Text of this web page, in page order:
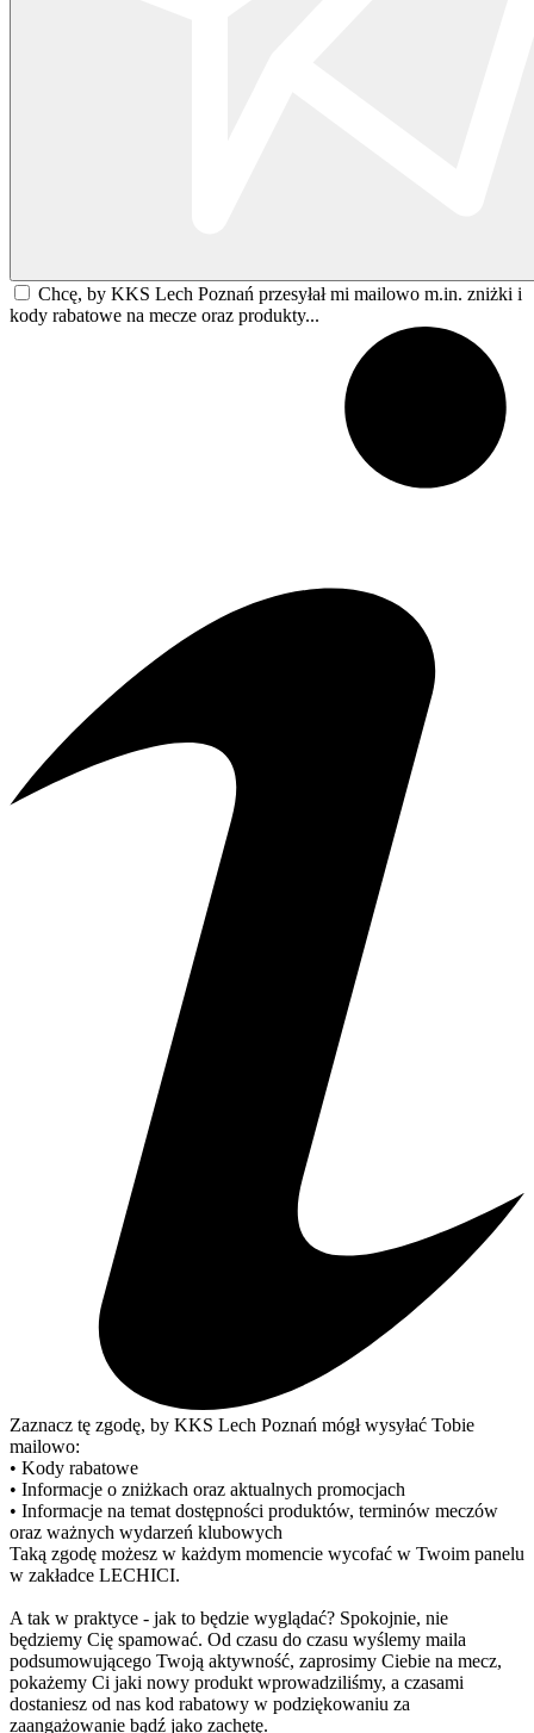
Chcę, by KKS Lech Poznań przesyłał mi mailowo m.in. zniżki i
kody rabatowe na mecze oraz produkty...
Zaznacz tę zgodę, by KKS Lech Poznań mógł wysyłać Tobie
mailowo:
• Kody rabatowe
• Informacje o zniżkach oraz aktualnych promocjach
• Informacje na temat dostępności produktów, terminów meczów
oraz ważnych wydarzeń klubowych
Taką zgodę możesz w każdym momencie wycofać w Twoim panelu
w zakładce LECHICI.
A tak w praktyce - jak to będzie wyglądać? Spokojnie, nie
będziemy Cię spamować. Od czasu do czasu wyślemy maila
podsumowującego Twoją aktywność, zaprosimy Ciebie na mecz,
pokażemy Ci jaki nowy produkt wprowadziliśmy, a czasami
dostaniesz od nas kod rabatowy w podziękowaniu za
zaangażowanie bądź jako zachętę.